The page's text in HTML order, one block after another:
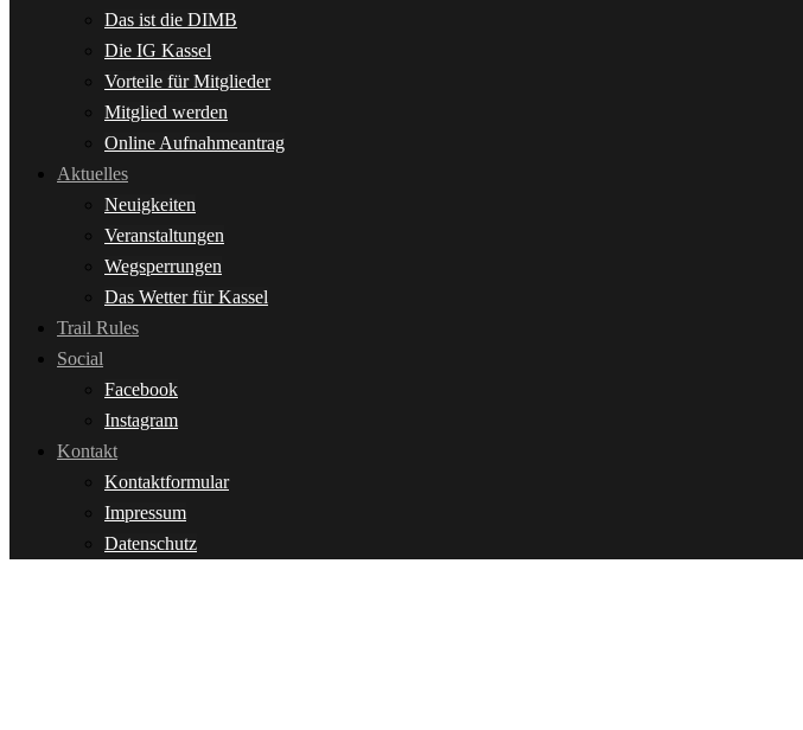
Das ist die DIMB
Die IG Kassel
Vorteile für Mitglieder
Mitglied werden
Online Aufnahmeantrag
Aktuelles
Neuigkeiten
Veranstaltungen
Wegsperrungen
Das Wetter für Kassel
Trail Rules
Social
Facebook
Instagram
Kontakt
Kontaktformular
Impressum
Datenschutz